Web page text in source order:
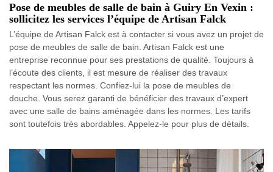
Pose de meubles de salle de bain à Guiry En Vexin :
sollicitez les services l’équipe de Artisan Falck
L’équipe de Artisan Falck est à contacter si vous avez un projet de
pose de meubles de salle de bain. Artisan Falck est une
entreprise reconnue pour ses prestations de qualité. Toujours à
l’écoute des clients, il est mesure de réaliser des travaux
respectant les normes. Confiez-lui la pose de meubles de
douche. Vous serez garanti de bénéficier des travaux d’expert
avec une salle de bains aménagée dans les normes. Les tarifs
sont toutefois très abordables. Appelez-le pour plus de détails.